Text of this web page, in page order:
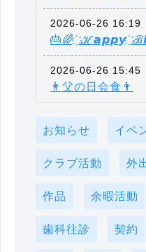
2026-06-26 16:19
🎂🌈 ҉ ℋ𝙖𝙥𝙥𝙮 ҉
2026-06-26 15:45
👨父の日会食👨
お知らせ イベ
クラブ活動 外
作品 余暇活動
歯科往診 契約